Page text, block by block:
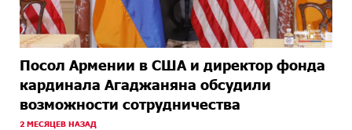
Посол Армении в США и директор фонда
кардинала Агаджаняна обсудили
возможности сотрудничества
2 МЕСЯЦЕВ НАЗАД